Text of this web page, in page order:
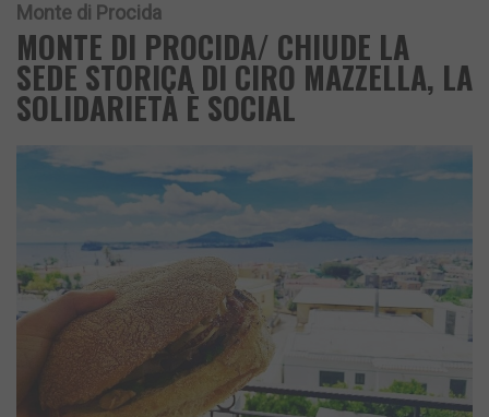
Monte di Procida
MONTE DI PROCIDA/ CHIUDE LA
SEDE STORICA DI CIRO MAZZELLA, LA
SOLIDARIETÀ È SOCIAL